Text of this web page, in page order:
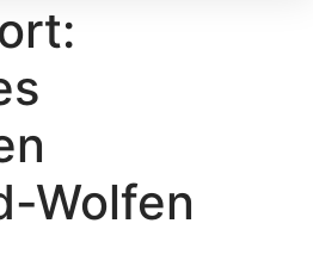
Wolfen